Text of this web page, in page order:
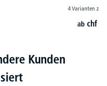
4 Varianten zur
abchf
Kunden